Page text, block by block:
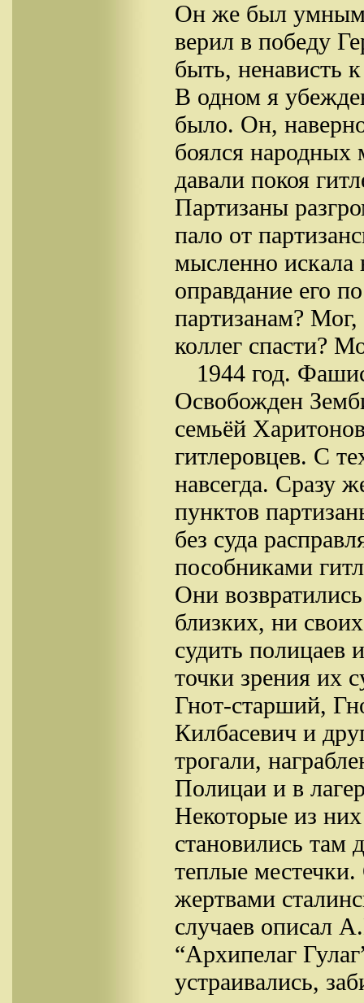
Он же был
верил в победу
быть, ненависть
В одном я
было. Он,
боялся народных
давали покоя
Партизаны
пало от
мысленно искала
оправдание его
партизанам?
коллег спасти?
1944 год.
Освобожден
семьёй
гитлеровцев. С
навсегда. Сразу
пунктов
без суда
пособниками
Они
близких, ни
судить полицаев
точки зрения их
Гнот-старший,
Килбасевич и
трогали,
Полицаи и в
Некоторые из них
становились там
теплые
жертвами
случаев описал
“Архипелаг
устраивались,